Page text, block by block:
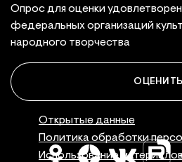
Опрос для оценки
федеральных организаций
народного творчества
Открытые данные
Политика обработки
Использование